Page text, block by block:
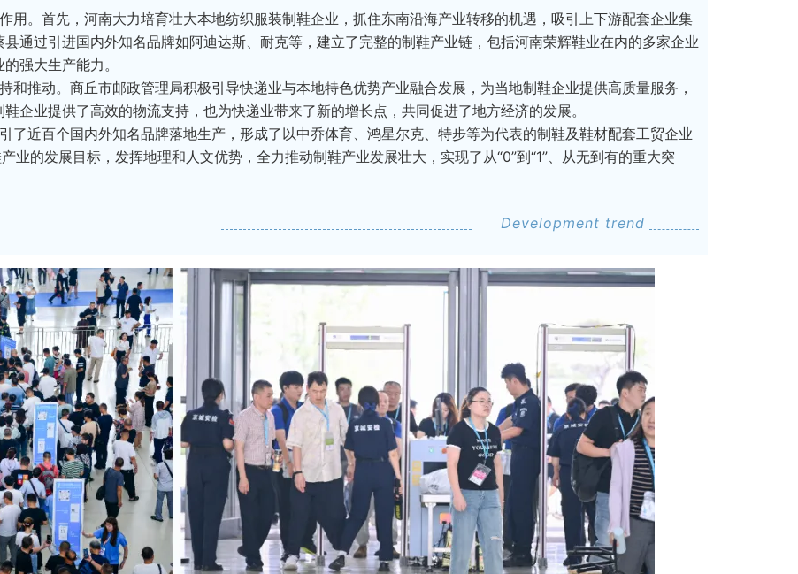
。首先，河南大力培育壮大本地纺织服装制鞋企业，抓住东南沿海产业转移的机遇，吸引上下游配套企业集
通过引进国内外知名品牌如阿迪达斯、耐克等，建立了完整的制鞋产业链，包括河南荣辉鞋业在内的多家企业
强大生产能力。
推动。商丘市邮政管理局积极引导快递业与本地特色优势产业融合发展，为当地制鞋企业提供高质量服务，
企业提供了高效的物流支持，也为快递业带来了新的增长点，共同促进了地方经济的发展。
近百个国内外知名品牌落地生产，形成了以中乔体育、鸿星尔克、特步等为代表的制鞋及鞋材配套工贸企业
业的发展目标，发挥地理和人文优势，全力推动制鞋产业发展壮大，实现了从“0”到“1”、从无到有的重大突
Development trend